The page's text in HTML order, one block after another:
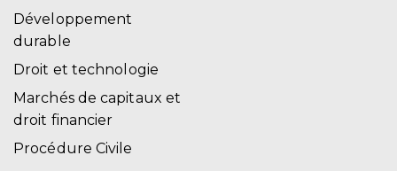
Développement
durable
Droit et technologie
Marchés de capitaux et
droit financier
Procédure Civile